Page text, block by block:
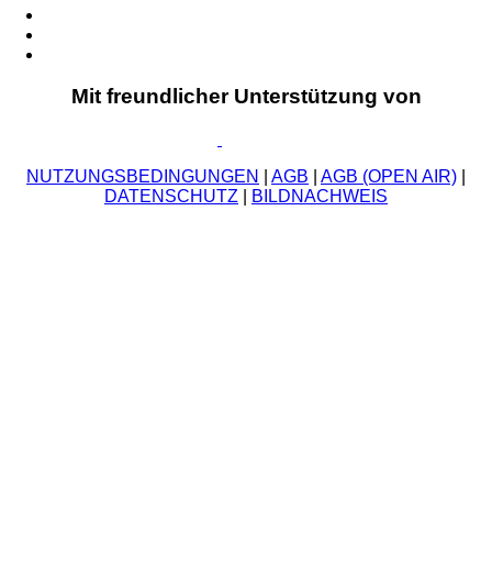
Mit freundlicher Unterstützung von
NUTZUNGSBEDINGUNGEN AGB AGB (OPEN AIR)
DATENSCHUTZ
BILDNACHWEIS